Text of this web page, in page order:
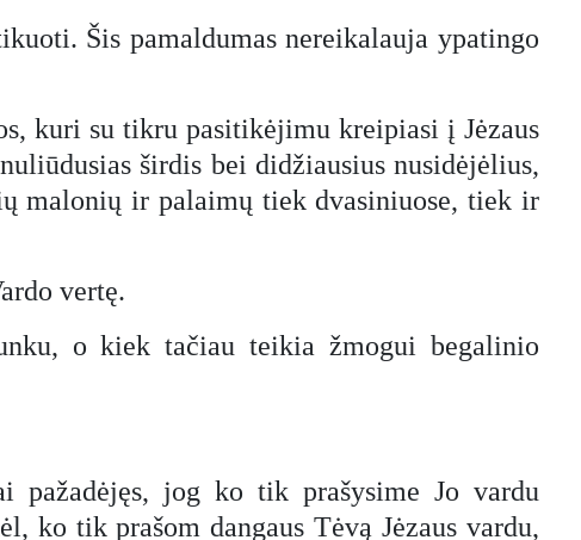
Šis pamaldumas nereikalauja ypatingo
kuri su tikru pasitikėjimu kreipiasi į Jėzaus
širdis bei didžiausius nusidėjėlius,
malonių ir palaimų tiek dvasiniuose, tiek ir
vertę.
o kiek tačiau teikia žmogui begalinio
pažadėjęs, jog ko tik prašysime Jo vardu
ko tik prašom dangaus Tėvą Jėzaus vardu,